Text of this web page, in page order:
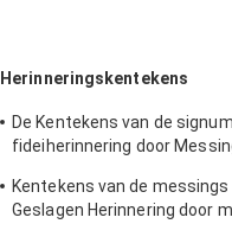
Herinneringskentekens
De Kentekens van de signum
fideiherinnering door
Kentekens van de
Geslagen Herinnering door